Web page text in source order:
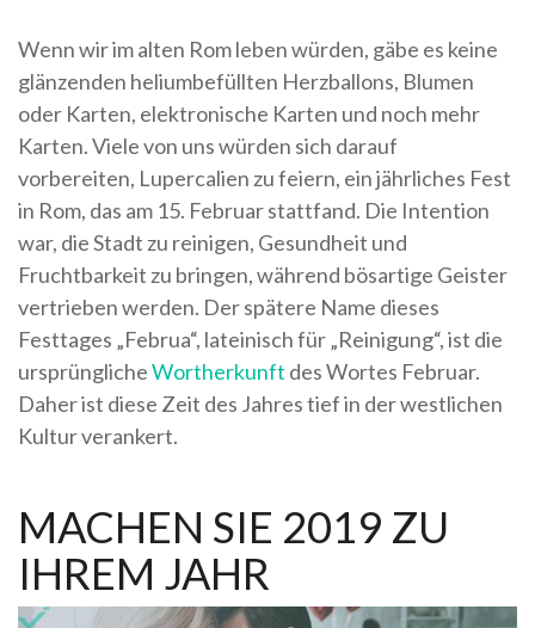
Wenn wir im alten Rom leben würden, gäbe es keine
glänzenden heliumbefüllten Herzballons, Blumen
oder Karten, elektronische Karten und noch mehr
Karten. Viele von uns würden sich darauf
vorbereiten, Lupercalien zu feiern, ein jährliches Fest
in Rom, das am 15. Februar stattfand. Die Intention
war, die Stadt zu reinigen, Gesundheit und
Fruchtbarkeit zu bringen, während bösartige Geister
vertrieben werden. Der spätere Name dieses
Festtages „Februa“, lateinisch für „Reinigung“, ist die
ursprünglicheWortherkunft des Wortes Februar.
Daher ist diese Zeit des Jahres tief in der westlichen
Kultur verankert.
MACHEN SIE 2019 ZU
IHREM JAHR